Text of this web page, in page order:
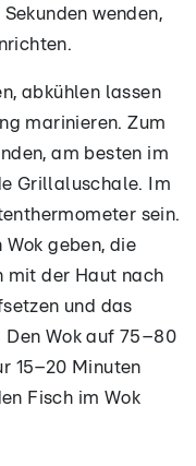
wenden,
abkühlen lassen
marinieren. Zum
am besten im
Grillaluschale. Im
sein.
geben, die
mit der Haut nach
und das
Den Wok auf 75–80
15–20 Minuten
Fisch im Wok